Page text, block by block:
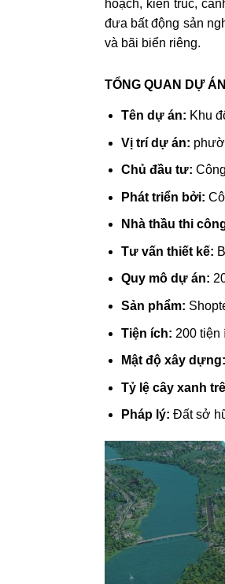
hoạch, kiến trúc,
đưa bất động sản
và bãi biển riêng.
TỔNG QUAN DỰ
Tên dự án: Khu
Vị trí dự án:
Chủ đầu tư:
Phát triển bởi:
Nhà thầu thi
Tư vấn thiết kế:
Quy mô dự án:
Sản phẩm:
Tiện ích: 200 tiện
Mật độ xây dựng:
Tỷ lệ cây xanh
Pháp lý: Đất sở